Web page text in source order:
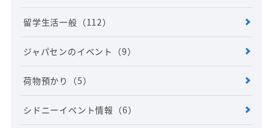
留学生活一般 （112）
ジャパセンのイベント （9）
荷物預かり （5）
シドニーイベント情報 （6）